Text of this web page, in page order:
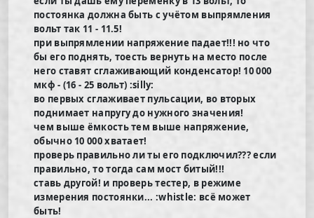
постоянка должна быть с учётом выпрямления
вольт так 11 - 11.5!
при выпрямлении напряжение падает!!! но что
бы его поднять, тоесть вернуть на место после
него ставят сглаживающий конденсатор! 10 000
мкф - (16 - 25 вольт) :silly:
во первых сглаживает пульсации, во вторых
поднимает напругу до нужного значения!
чем выше ёмкость тем выше напряжение,
обычно 10 000 хватает!
проверь правильно ли ты его подключил??? если
правильно, то тогда сам мост битый!!!
ставь другой! и проверь тестер, в режиме
измерения постоянки... :whistle: всё может
быть!